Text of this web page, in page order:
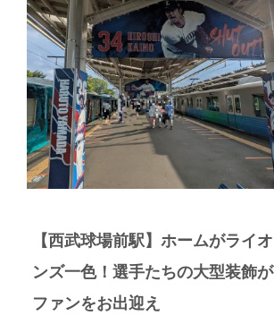
【西武球場前駅】ホームがライオ
ンズ一色！選手たちの大型装飾が
ファンをお出迎え